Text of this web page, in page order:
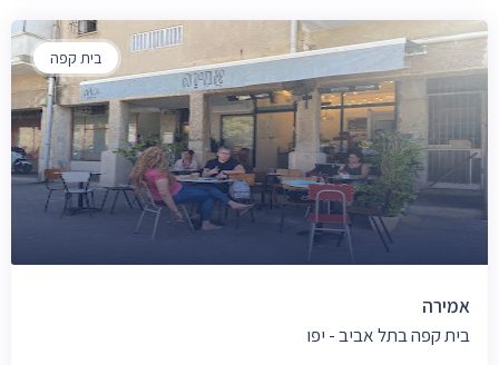
בית קפה
אמירה
בית קפה בתל אביב - יפו